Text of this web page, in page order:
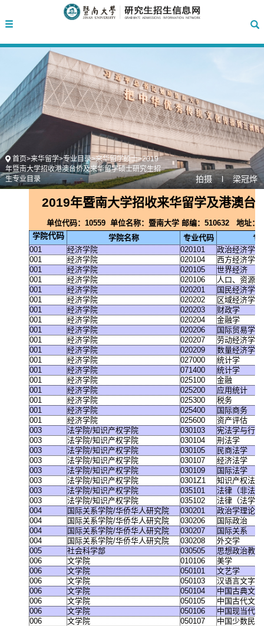
首页>来华留学>专业目录>来华留学硕士>2019
年暨南大学招收港澳台侨及来华留学硕士研究生招
生专业目录
拍摄 l 梁冠烨
2019年暨南大学招收来华留学及港澳台
单位代码：10559 单位名称：暨南大学 邮编：510632 地址：
学院代码 学院名称 专业代码
专
001
经济学院 020101
政治经济学
001
经济学院 020104
西方经济学
001
经济学院 020105
世界经济
001
经济学院 020106
人口、资源
001
经济学院 020201
国民经济学
001
经济学院 020202
区域经济学
001
经济学院 020203
财政学
001
经济学院 020204
金融学
001
经济学院 020206
国际贸易学
001
经济学院 020207
劳动经济学
001
经济学院 020209
数量经济学
001
经济学院 027000
统计学
001
经济学院 071400
统计学
001
经济学院 025100
金融
001
经济学院 025200
应用统计
001
经济学院 025300
税务
001
经济学院 025400
国际商务
001
经济学院 025600
资产评估
003
法学院/知识产权学院 030103
宪法学与行
003
法学院/知识产权学院 030104
刑法学
003
法学院/知识产权学院 030105
民商法学
003
法学院/知识产权学院 030107
经济法学
003
法学院/知识产权学院 030109
国际法学
003
法学院/知识产权学院 0301Z1
知识产权法学
003
法学院/知识产权学院 035101
法律（非法
003
法学院/知识产权学院 035102
法律（法学）
004
国际关系学院/华侨华人研究院 030201
政治学理论
004
国际关系学院/华侨华人研究院 030206
国际政治
004
国际关系学院/华侨华人研究院 030207
国际关系
004
国际关系学院/华侨华人研究院 030208
外交学
005
社会科学部 030505
思想政治教育
006
文学院 010106
美学
006
文学院 050101
文艺学
006
文学院 050103
汉语言文字学
006
文学院 050104
中国古典文
006
文学院 050105
中国古代文学
006
文学院 050106
中国现当代
006
文学院 050107
中国少数民